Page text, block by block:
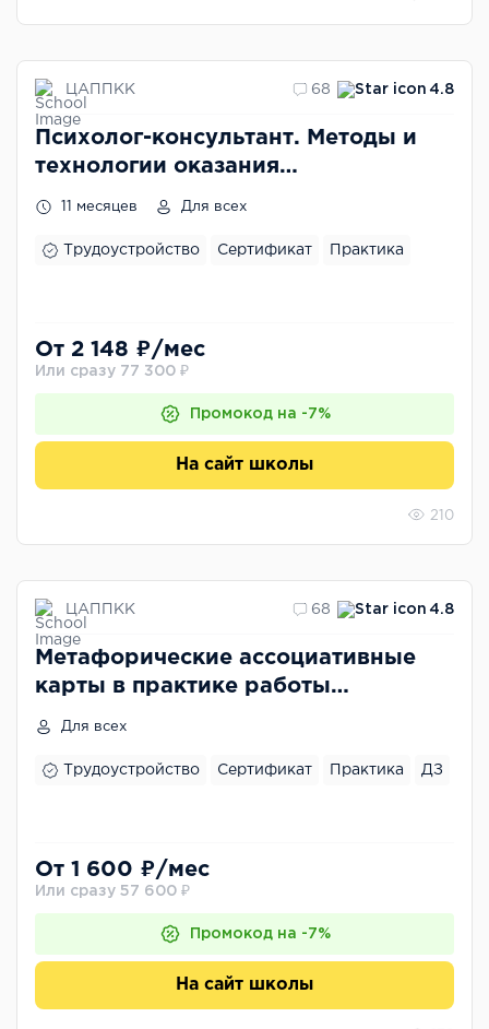
ЦАППКК 68 4.8
Психолог-консультант. Методы и
технологии оказания
подготовкой в области арт-терапии
11 месяцев Для всех
Трудоустройство Сертификат Практика
От 2 148 ₽/мес
Или сразу 77 300 ₽
Промокод на -7%
На сайт школы
210
ЦАППКК 68 4.8
Метафорические ассоциативные
карты в практике работы
Для всех
Трудоустройство Сертификат Практика ДЗ
От 1 600 ₽/мес
Или сразу 57 600 ₽
Промокод на -7%
На сайт школы